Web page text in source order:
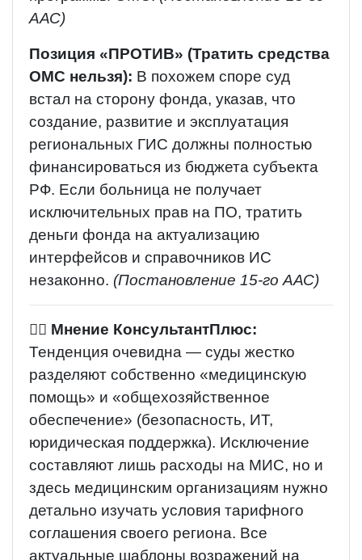
ААС)
Позиция «ПРОТИВ» (Тратить средства
ОМС нельзя): В похожем споре суд
встал на сторону фонда, указав, что
создание, развитие и эксплуатация
региональных ГИС должны полностью
финансироваться из бюджета субъекта
РФ. Если больница не получает
исключительных прав на ПО, тратить
деньги фонда на актуализацию
интерфейсов и справочников ИС
незаконно. (Постановление 15-го ААС)
👨‍⚖️ Мнение КонсультантПлюс:
Тенденция очевидна — суды жестко
разделяют собственно «медицинскую
помощь» и «общехозяйственное
обеспечение» (безопасность, ИТ,
юридическая поддержка). Исключение
составляют лишь расходы на МИС, но и
здесь медицинским организациям нужно
детально изучать условия тарифного
соглашения своего региона. Все
актуальные шаблоны возражений на